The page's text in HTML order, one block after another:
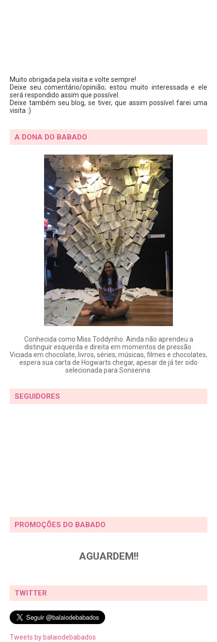
Muito obrigada pela visita e volte sempre!
Deixe seu comentário/opinião; estou muito interessada e ele
será respondido assim que possível.
Deixe também seu blog, se tiver, que assim possível farei uma
visita :)
A DONA DO BABADO
Conhecida como Miss Toddynho. Ainda não aprendeu a
distinguir esquerda e direita em momentos de pressão.
Viciada em chocolate, livros, séries, músicas, filmes e chocolates,
espera sua carta de Hogwarts chegar, apesar de já ter sido
selecionada para Sonserina.
SEGUIDORES
PROMOÇÕES DO BABADO
AGUARDEM!!
TWITTER
Tweets by balaiodebabados